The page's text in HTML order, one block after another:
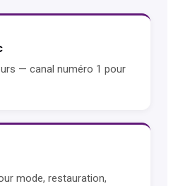
— canal numéro 1 pour
mode, restauration,